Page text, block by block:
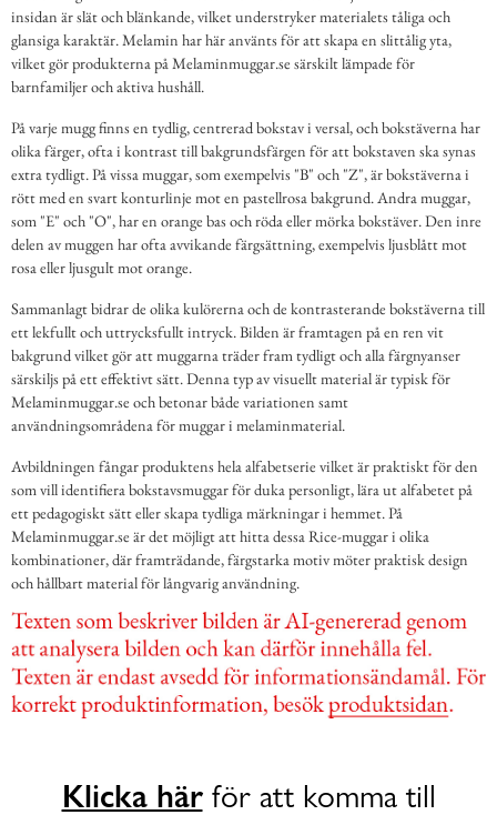
insidan är slät och blänkande, vilket understryker materialets tåliga och
glansiga karaktär. Melamin har här använts för att skapa en slittålig yta,
vilket gör produkterna på Melaminmuggar.se särskilt lämpade för
barnfamiljer och aktiva hushåll.
På varje mugg finns en tydlig, centrerad bokstav i versal, och bokstäverna har
olika färger, ofta i kontrast till bakgrundsfärgen för att bokstaven ska synas
extra tydligt. På vissa muggar, som exempelvis "B" och "Z", är bokstäverna i
rött med en svart konturlinje mot en pastellrosa bakgrund. Andra muggar,
som "E" och "O", har en orange bas och röda eller mörka bokstäver. Den inre
delen av muggen har ofta avvikande färgsättning, exempelvis ljusblått mot
rosa eller ljusgult mot orange.
Sammanlagt bidrar de olika kulörerna och de kontrasterande bokstäverna till
ett lekfullt och uttrycksfullt intryck. Bilden är framtagen på en ren vit
bakgrund vilket gör att muggarna träder fram tydligt och alla färgnyanser
särskiljs på ett effektivt sätt. Denna typ av visuellt material är typisk för
Melaminmuggar.se och betonar både variationen samt
användningsområdena för muggar i melaminmaterial.
Avbildningen fångar produktens hela alfabetserie vilket är praktiskt för den
som vill identifiera bokstavsmuggar för duka personligt, lära ut alfabetet på
ett pedagogiskt sätt eller skapa tydliga märkningar i hemmet. På
Melaminmuggar.se är det möjligt att hitta dessa Rice-muggar i olika
kombinationer, där framträdande, färgstarka motiv möter praktisk design
och hållbart material för långvarig användning.
Klicka härför att komma till